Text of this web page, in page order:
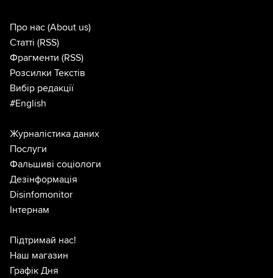
Про нас (About us)
Статті (RSS)
Фрагменти (RSS)
Розсилки Текстів
Вибір редакції
#English
Журналістика даних
Послуги
Фальшиві соціологи
Дезінформація
Disinfomonitor
Інтернам
Підтримай нас!
Наш магазин
Графік Дня